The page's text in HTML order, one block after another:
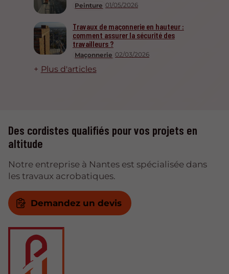
Peinture 01/05/2026
Maçonnerie 02/03/2026
Travaux de maçonnerie en hauteur :
comment assurer la sécurité des
travailleurs ?
Plus d'articles
Des cordistes qualifiés pour vos projets en
altitude
Notre entreprise à Nantes est spécialisée dans
les travaux acrobatiques.
Demandez un devis